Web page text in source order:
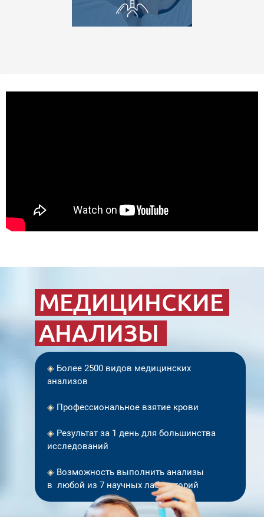
МЕДИЦИНСКИЕ
АНАЛИЗЫ
◈ Более 2500 видов медицинских
анализов
◈ Профессиональное взятие крови
◈ Результат за 1 день для большинства
исследований
◈ Возможность выполнить анализы
в любой из 7 научных лабораторий